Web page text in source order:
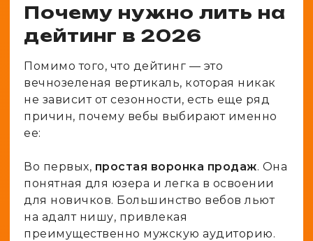
Почему нужно лить на
дейтинг в 2026
Помимо того, что дейтинг — это
вечнозеленая вертикаль, которая никак
не зависит от сезонности, есть еще ряд
причин, почему вебы выбирают именно
ее:
Во первых, простая воронка продаж. Она
понятная для юзера и легка в освоении
для новичков. Большинство вебов льют
на адалт нишу, привлекая
преимущественно мужскую аудиторию.